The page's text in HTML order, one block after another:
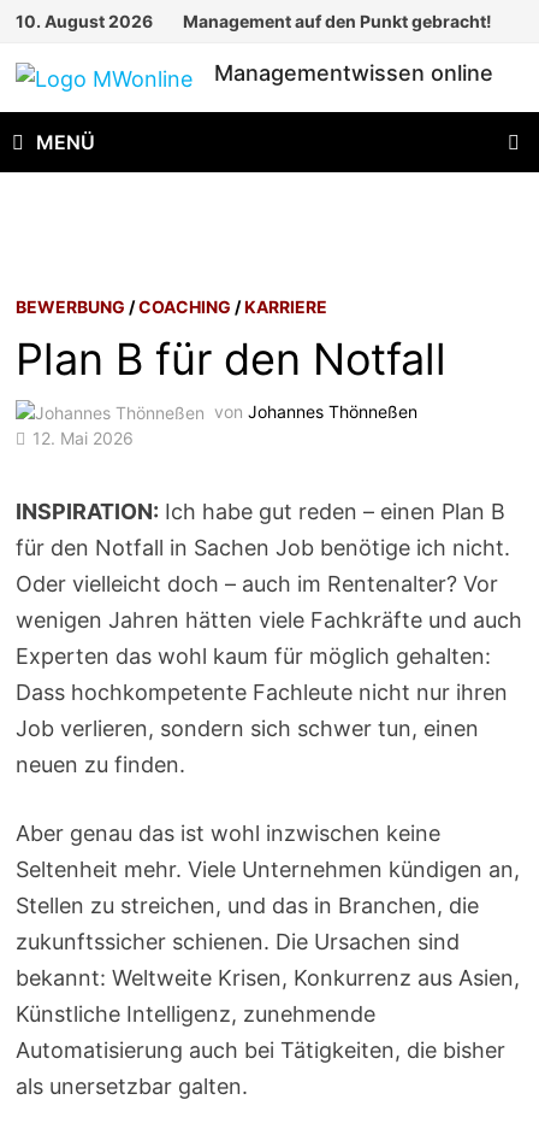
Zum
springen
10. August 2026 Management auf den Punkt gebracht!
Managementwissen online
MENÜ
BEWERBUNG /COACHING /KARRIERE
Plan B für den Notfall
vonJohannes Thönneßen
12. Mai 2026
INSPIRATION: Ich habe gut reden – einen Plan B
für den Notfall in Sachen Job benötige ich nicht.
Oder vielleicht doch – auch im Rentenalter? Vor
wenigen Jahren hätten viele Fachkräfte und auch
Experten das wohl kaum für möglich gehalten:
Dass hochkompetente Fachleute nicht nur ihren
Job verlieren, sondern sich schwer tun, einen
neuen zu finden.
Aber genau das ist wohl inzwischen keine
Seltenheit mehr. Viele Unternehmen kündigen an,
Stellen zu streichen, und das in Branchen, die
zukunftssicher schienen. Die Ursachen sind
bekannt: Weltweite Krisen, Konkurrenz aus Asien,
Künstliche Intelligenz, zunehmende
Automatisierung auch bei Tätigkeiten, die bisher
als unersetzbar galten.